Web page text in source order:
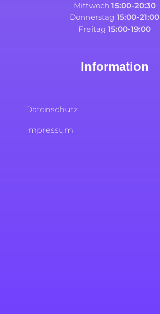
Mittwoch 15:00-20:30
Donnerstag 15:00-21:00
Freitag 15:00-19:00
Information
Datenschutz
Impressum